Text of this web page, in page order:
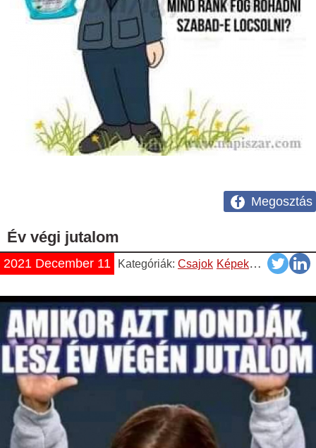
Megosztás
Év végi jutalom
2021 December 11 Kategóriák: Csajok Képek Napiszar